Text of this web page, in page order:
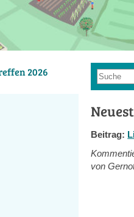
2026 Suche
Beitrag:
von